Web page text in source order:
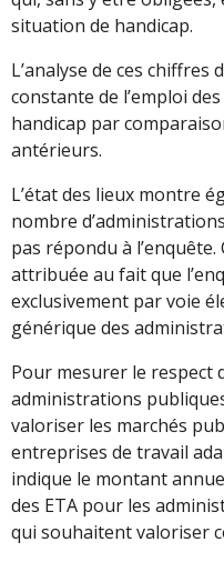
situation de handicap.
L’analyse de ces
constante de l’emploi
handicap par
antérieurs.
L’état des lieux montre
nombre
pas répondu à
attribuée au fait que
exclusivement par voie
générique des
Pour mesurer le respect
administrations
valoriser les marchés
entreprises de travail
indique le montant
des ETA pour les
qui souhaitent valoriser